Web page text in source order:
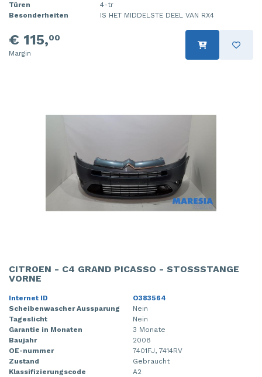
Türen
4-tr
Besonderheiten
IS HET MIDDELSTE DEEL VAN RX4
€ 115,00
Margin
CITROEN - C4 GRAND PICASSO - STOSSSTANGE V
ORNE
Internet ID
O383564
Scheibenwascher Aussparung
Nein
Tageslicht
Nein
Garantie in Monaten
3 Monate
Baujahr
2008
OE-nummer
7401FJ, 7414RV
Zustand
Gebraucht
Klassifizierungscode
A2